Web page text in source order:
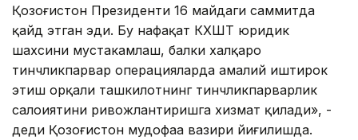
Қозоғистон Президенти 16 майдаги саммитда
қайд этган эди. Бу нафақат КХШТ юридик
шахсини мустаҳкамлаш, балки халқаро
тинчликпарвар операцияларда амалий иштирок
этиш орқали ташкилотнинг тинчликпарварлик
салоҳиятини ривожлантиришга хизмат қилади», -
деди Қозоғистон мудофаа вазири йиғилишда.